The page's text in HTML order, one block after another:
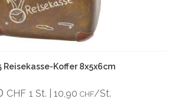
Reisekasse-Koffer 8x5x6cm
CHF 1 St. | 10,90 CHF/St.